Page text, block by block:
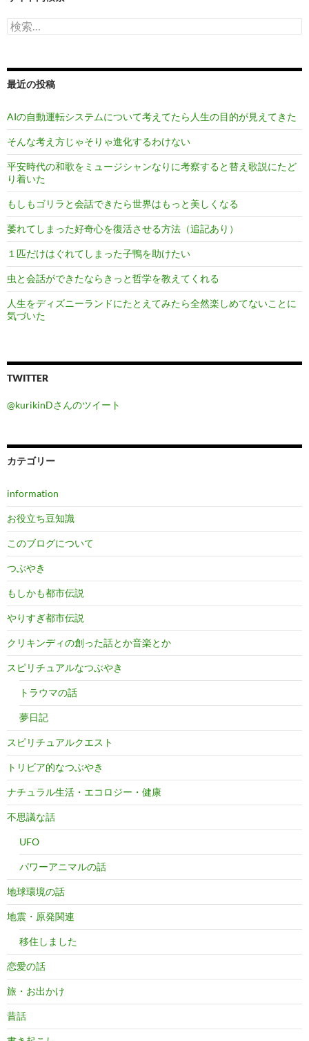
検
索:
最近の投稿
AIの自動運転システムについて考えてたら人生の目的が見えてきた
そんな考え方じゃそりゃ進化するわけない
平安時代の和歌をミュージシャンなりに考察すると替え歌説にたど
り着いた
もしもゴリラと会話できたら世界はもっと美しくなる
萎れてしまった好奇心を復活させる方法（追記あり）
１匹だけはぐれてしまった子鴨を助けたい
虫と会話ができたならきっと哲学を教えてくれる
人生をディズニーランドにたとえてみたら全然楽しめてないことに
気づいた
TWITTER
@kurikinDさんのツイート
カテゴリー
information
お役立ち豆知識
このブログについて
つぶやき
もしかも都市伝説
やりすぎ都市伝説
クリキンディの創った話とか音楽とか
スピリチュアルなつぶやき
トラウマの話
夢日記
スピリチュアルクエスト
トリビア的なつぶやき
ナチュラル生活・エコロジー・健康
不思議な話
UFO
パワーアニマルの話
地球環境の話
地震・原発関連
移住しました
恋愛の話
旅・お出かけ
昔話